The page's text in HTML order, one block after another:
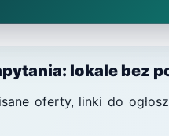
lokale bez
oferty, linki do